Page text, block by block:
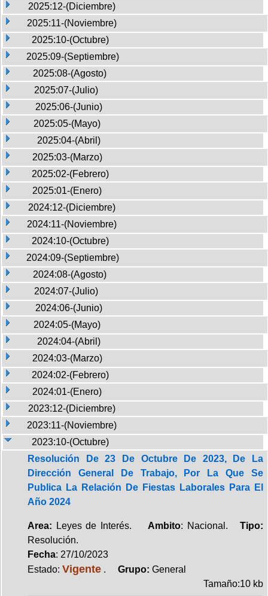
2025:12-(Diciembre)
2025:11-(Noviembre)
2025:10-(Octubre)
2025:09-(Septiembre)
2025:08-(Agosto)
2025:07-(Julio)
2025:06-(Junio)
2025:05-(Mayo)
2025:04-(Abril)
2025:03-(Marzo)
2025:02-(Febrero)
2025:01-(Enero)
2024:12-(Diciembre)
2024:11-(Noviembre)
2024:10-(Octubre)
2024:09-(Septiembre)
2024:08-(Agosto)
2024:07-(Julio)
2024:06-(Junio)
2024:05-(Mayo)
2024:04-(Abril)
2024:03-(Marzo)
2024:02-(Febrero)
2024:01-(Enero)
2023:12-(Diciembre)
2023:11-(Noviembre)
2023:10-(Octubre)
Resolución De 23 De Octubre De 2023, De La
Dirección General De Trabajo, Por La Que Se
Publica La Relación De Fiestas Laborales Para El
Año 2024
Area: Leyes de Interés. Ambito: Nacional.Tipo:
Resolución.
Fecha: 27/10/2023
Estado: Vigente . Grupo: General
Tamaño:10 kb